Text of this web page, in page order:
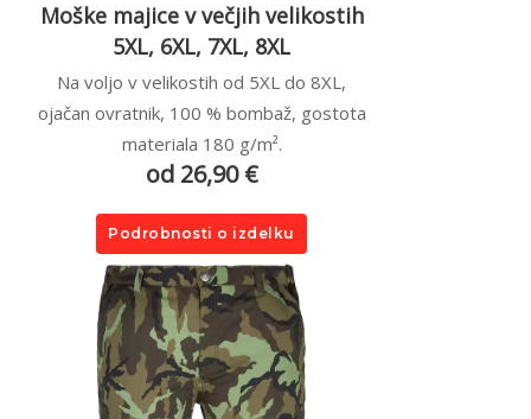
Moške majice v večjih velikostih
5XL, 6XL, 7XL, 8XL
Na voljo v velikostih od 5XL do 8XL,
ojačan ovratnik, 100 % bombaž, gostota
materiala 180 g/m².
od 26,90 €
Podrobnosti o izdelku